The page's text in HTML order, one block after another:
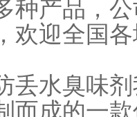
种产品，
欢迎全国
丢水臭味
而成的一